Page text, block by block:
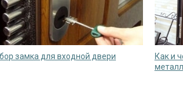
замка для входной двери
Как и